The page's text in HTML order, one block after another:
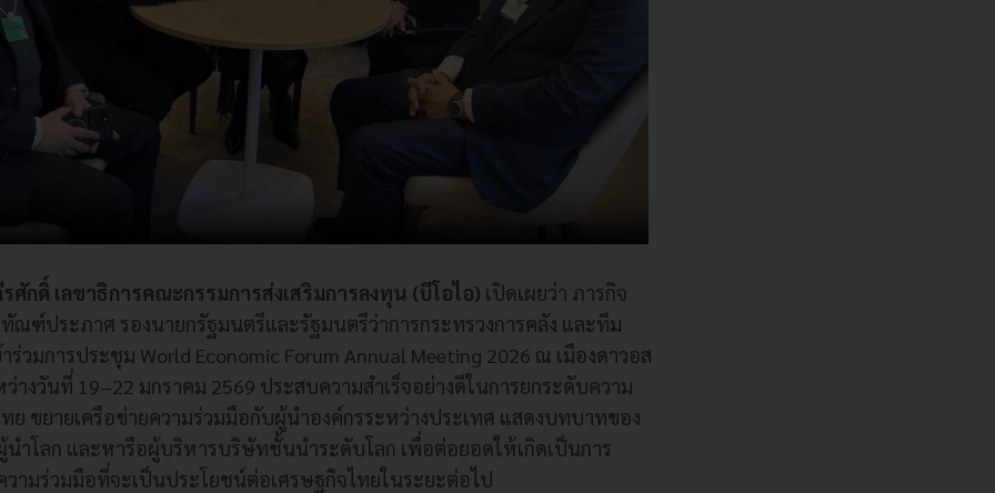
ศักดิ์ เลขาธิการคณะกรรมการส่งเสริมการลงทุน (บีโอไอ) เปิดเผยว่า ภารกิจ
ณฑ์ประภาศ รองนายกรัฐมนตรีและรัฐมนตรีว่าการกระทรวงการคลัง และทีม
ร่วมการประชุม World Economic Forum Annual Meeting 2026 ณ เมืองดาวอส
างวันที่ 19–22 มกราคม 2569 ประสบความสำเร็จอย่างดีในการยกระดับความ
ย ขยายเครือข่ายความร่วมมือกับผู้นำองค์กรระหว่างประเทศ แสดงบทบาทของ
นำโลก และหารือผู้บริหารบริษัทชั้นนำระดับโลก เพื่อต่อยอดให้เกิดเป็นการ
วามร่วมมือที่จะเป็นประโยชน์ต่อเศรษฐกิจไทยในระยะต่อไป